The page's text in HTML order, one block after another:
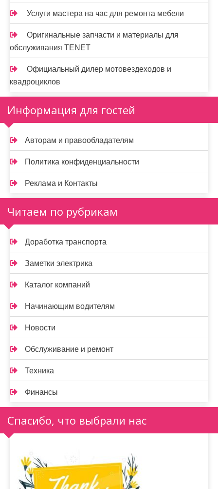
Услуги мастера на час для ремонта мебели
Оригинальные запчасти и материалы для
обслуживания TENET
Официальный дилер мотовездеходов и
квадроциклов
Информация для гостей
Авторам и правообладателям
Политика конфиденциальности
Реклама и Контакты
Читаем по рубрикам
Доработка транспорта
Заметки электрика
Каталог компаний
Начинающим водителям
Новости
Обслуживание и ремонт
Техника
Финансы
Спасибо, что выбрали нас